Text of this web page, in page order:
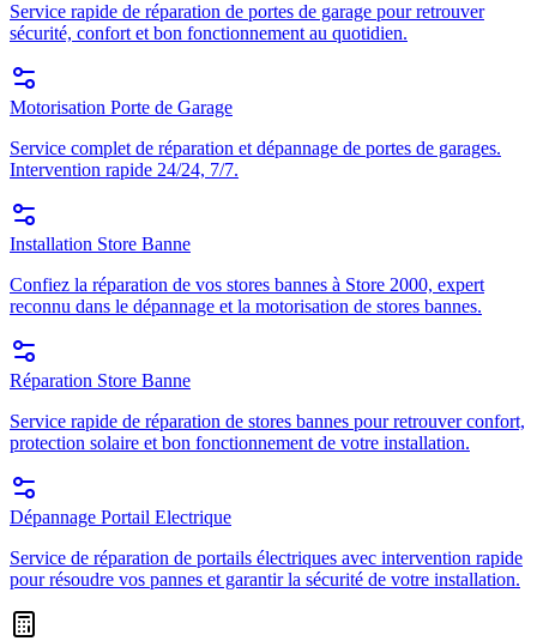
Service rapide de réparation de portes de garage pour retrouver
sécurité, confort et bon fonctionnement au quotidien.
Motorisation Porte de Garage
Service complet de réparation et dépannage de portes de garages.
Intervention rapide 24/24, 7/7.
Installation Store Banne
Confiez la réparation de vos stores bannes à Store 2000, expert
reconnu dans le dépannage et la motorisation de stores bannes.
Réparation Store Banne
Service rapide de réparation de stores bannes pour retrouver confort,
protection solaire et bon fonctionnement de votre installation.
Dépannage Portail Electrique
Service de réparation de portails électriques avec intervention rapide
pour résoudre vos pannes et garantir la sécurité de votre installation.